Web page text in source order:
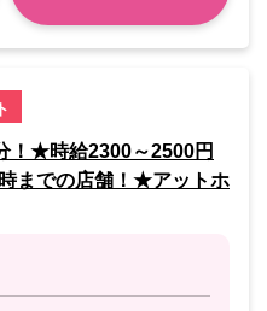
★時給2300～2500円
までの店舗！★アットホ